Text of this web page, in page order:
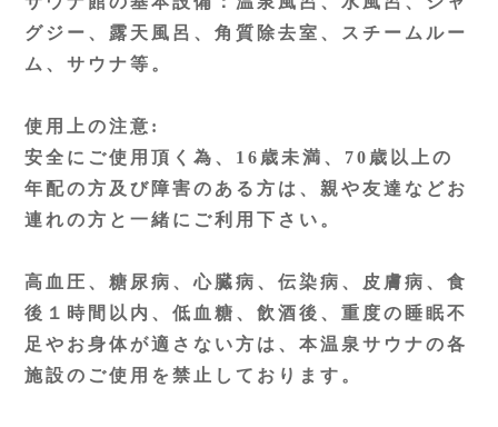
グジー、露天風呂、角質除去室、スチームルー
ム、サウナ等。
使用上の注意:
安全にご使用頂く為、16歳未満、70歳以上の
年配の方及び障害のある方は、親や友達などお
連れの方と一緒にご利用下さい。
高血圧、糖尿病、心臓病、伝染病、皮膚病、食
後１時間以内、低血糖、飲酒後、重度の睡眠不
足やお身体が適さない方は、本温泉サウナの各
施設のご使用を禁止しております。